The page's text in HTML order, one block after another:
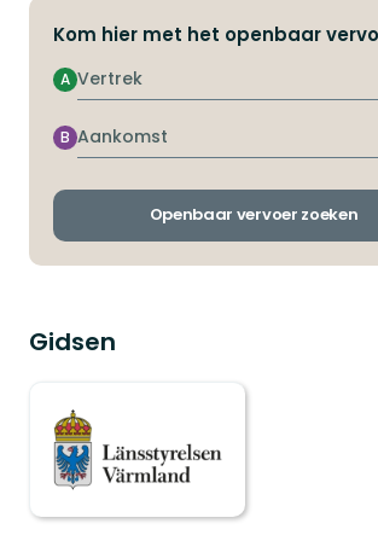
Kom hier met het openbaar
Vertrek
A
Aankomst
B
Openbaar vervoer zoeken
Gidsen